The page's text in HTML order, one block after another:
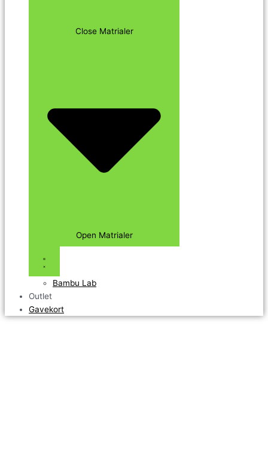
Close Matrialer
Open Matrialer
Bambu Lab
Outlet
Gavekort